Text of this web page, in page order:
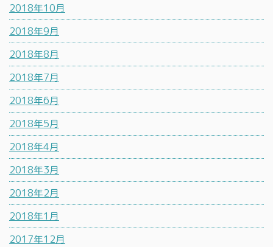
2018年10月
2018年9月
2018年8月
2018年7月
2018年6月
2018年5月
2018年4月
2018年3月
2018年2月
2018年1月
2017年12月